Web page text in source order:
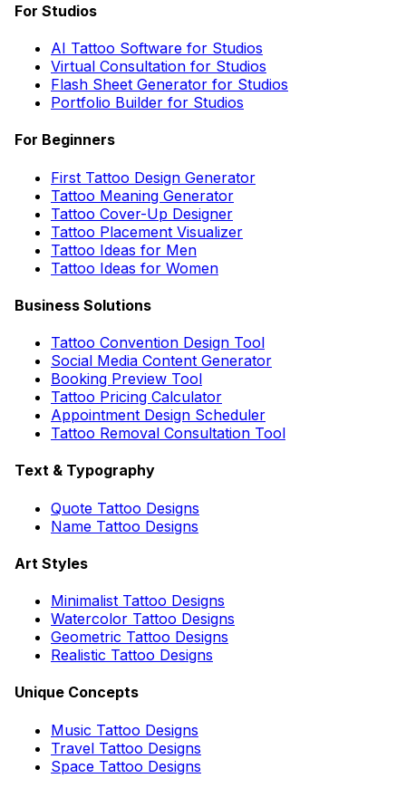
For Studios
AI Tattoo Software for Studios
Virtual Consultation for Studios
Flash Sheet Generator for Studios
Portfolio Builder for Studios
For Beginners
First Tattoo Design Generator
Tattoo Meaning Generator
Tattoo Cover-Up Designer
Tattoo Placement Visualizer
Tattoo Ideas for Men
Tattoo Ideas for Women
Business Solutions
Tattoo Convention Design Tool
Social Media Content Generator
Booking Preview Tool
Tattoo Pricing Calculator
Appointment Design Scheduler
Tattoo Removal Consultation Tool
Text & Typography
Quote Tattoo Designs
Name Tattoo Designs
Art Styles
Minimalist Tattoo Designs
Watercolor Tattoo Designs
Geometric Tattoo Designs
Realistic Tattoo Designs
Unique Concepts
Music Tattoo Designs
Travel Tattoo Designs
Space Tattoo Designs